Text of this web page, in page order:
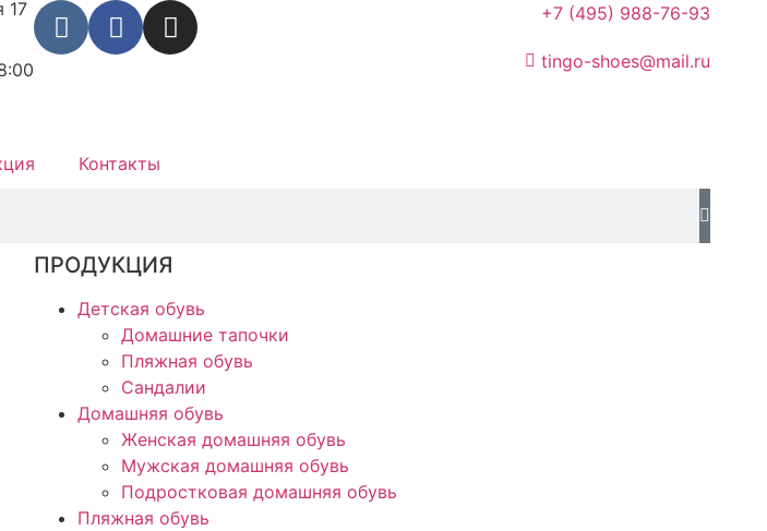
17
+7 (495) 988-76-93
tingo-shoes@mail.ru
Контакты
ПРОДУКЦИЯ
Детская обувь
Домашние тапочки
Пляжная обувь
Сандалии
Домашняя обувь
Женская домашняя обувь
Мужская домашняя обувь
Подростковая домашняя обувь
Пляжная обувь